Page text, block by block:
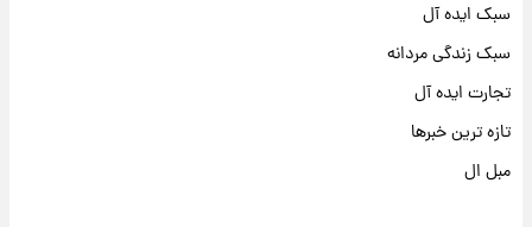
سبک ایده آل
سبک زندگی مردانه
تجارت ایده آل
تازه ترین خبرها
مبل ال